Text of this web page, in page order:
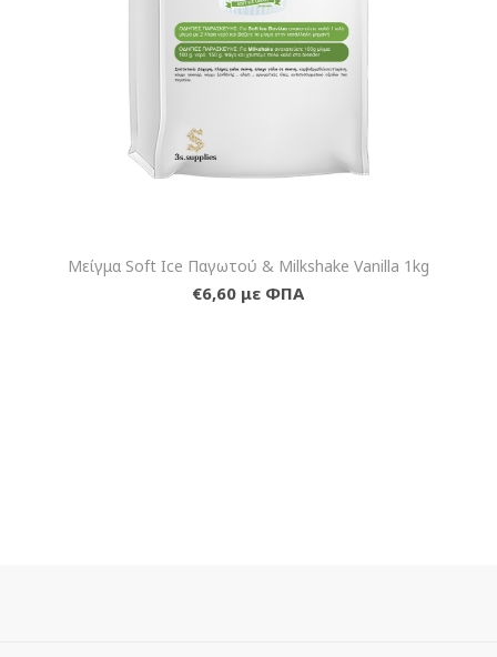
Μείγμα Soft Ice Παγωτού & Milkshake Vanilla 1kg
€6,60 με ΦΠΑ